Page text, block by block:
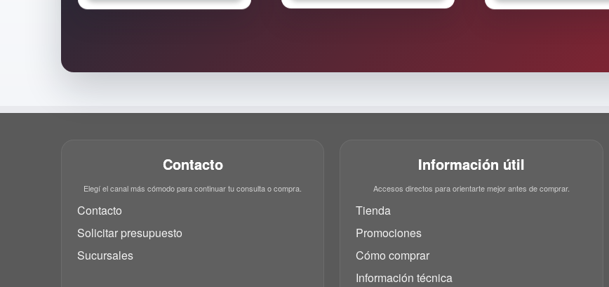
Contacto
Elegí el canal más cómodo para continuar tu consulta o compra.
Contacto
Solicitar presupuesto
Sucursales
Información útil
Accesos directos para orientarte mejor antes de comprar.
Tienda
Promociones
Cómo comprar
Información técnica